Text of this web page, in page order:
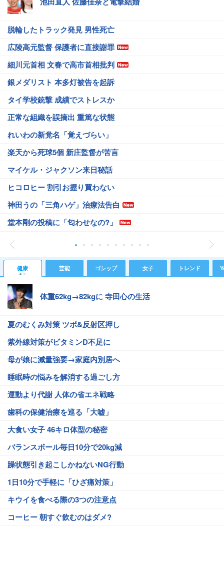
脱輪したトラック発見 男性死亡
広陵高元監督 保護者に直接謝罪
細川元首相 文春で高市首相批判
銀メダリスト 本多灯被告を起訴
タイ学校銃撃 成績でストレスか
正常な組織を誤摘出 重篤な状態
れいわの新党名「覚えづらい」
楽天から死球5個 新庄監督が苦言
マイケル・ジャクソン来日秘話
ヒコロヒー 割引お握り買わない
神田うの「三角ハゲ」治療法告白
堂本剛の投稿に「匂わせなの?」
健康 芸能 ゴシップ 女子 トレンド
体重62kg→82kgに 寺田心の生活
夏のむくみ対策 ツボ&反射区押し
紫外線対策がビタミンD不足に
母が娘に減量強要→家庭内別居へ
睡眠時の悩みを解消する過ごし方
運動より代謝 人体の省エネ戦略
歯科の保健治療を巡る「大嘘」
大食い女子 46キロ体型の秘密
バランスボール毎日10分で20kg減
躁状態引き起こしかねないNG行動
1日10分で手軽に「ひざ痛対策」
キウイを食べる際の3つの注意点
コーヒー 朝すぐ飲むのはダメ?